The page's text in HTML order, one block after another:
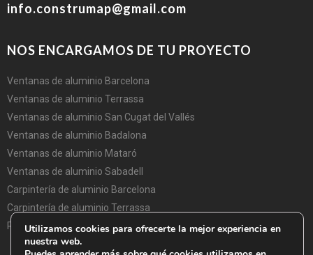
info.construmap@gmail.com
NOS ENCARGAMOS DE TU PROYECTO
Ventanas de aluminio Barcelona
Ventanas de aluminio Terrassa
Ventanas de aluminio San Cugat del Vallés
Ventanas de aluminio Badalona
Ventanas de aluminio Mataró
Ventanas de aluminio Sabadell
Carpintería de aluminio Barcelona
Carpintería de aluminio Terrassa
Puertas aluminio Barcelona
Utilizamos cookies para ofrecerte la mejor experiencia en
nuestra web.